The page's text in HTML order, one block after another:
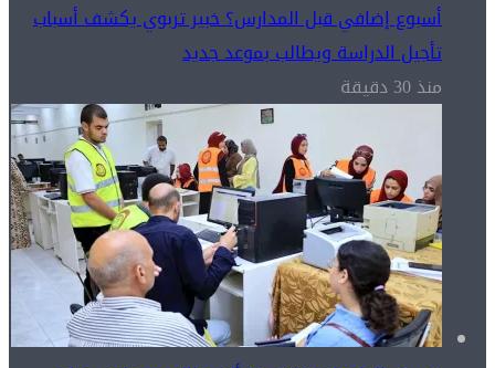
أسبوع إضافي قبل المدارس؟ خبير تربوي يكشف أسباب
تأجيل الدراسة ويطالب بموعد جديد
منذ 30 دقيقة